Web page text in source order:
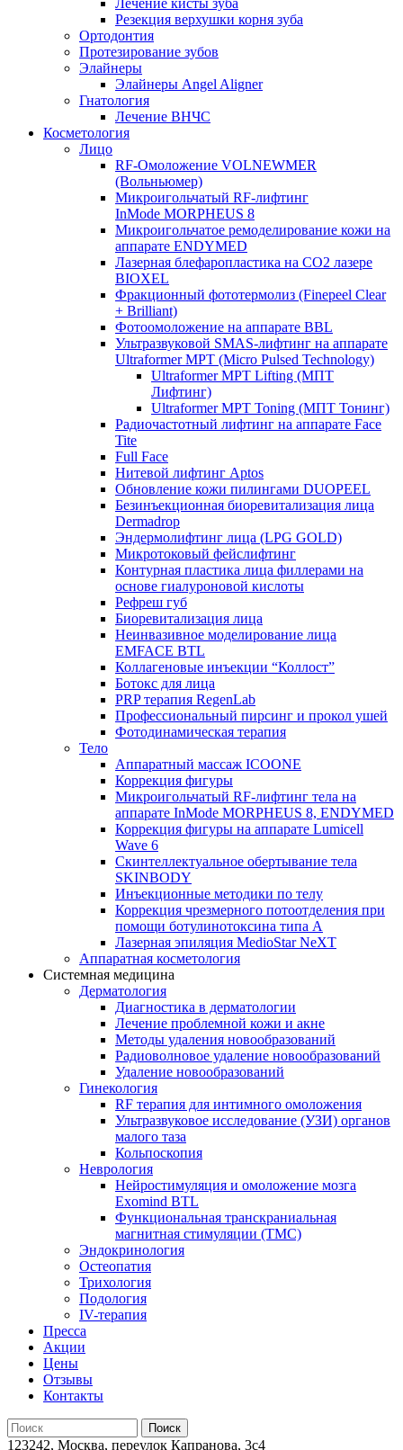
Лечение кисты зуба
Резекция верхушки корня зуба
Ортодонтия
Протезирование зубов
Элайнеры
Элайнеры Angel Aligner
Гнатология
Лечение ВНЧС
Косметология
Лицо
RF-Омоложение VOLNEWMER
(Вольньюмер)
Микроигольчатый RF-лифтинг
InMode MORPHEUS 8
Микроигольчатое ремоделирование кожи на
аппарате ENDYMED
Лазерная блефаропластика на CO2 лазере
BIOXEL
Фракционный фототермолиз (Finepeel Clear
+ Brilliant)
Фотоомоложение на аппарате BBL
Ультразвуковой SMAS-лифтинг на аппарате
Ultraformer MPT (Micro Pulsed Technology)
Ultraformer MPT Lifting (МПТ
Лифтинг)
Ultraformer MPT Toning (МПТ Тонинг)
Радиочастотный лифтинг на аппарате Face
Tite
Full Face
Нитевой лифтинг Aptos
Обновление кожи пилингами DUOPEEL
Безинъекционная биоревитализация лица
Dermadrop
Эндермолифтинг лица (LPG GOLD)
Микротоковый фейслифтинг
Контурная пластика лица филлерами на
основе гиалуроновой кислоты
Рефреш губ
Биоревитализация лица
Неинвазивное моделирование лица
EMFACE BTL
Коллагеновые инъекции “Коллост”
Ботокс для лица
PRP терапия RegenLab
Профессиональный пирсинг и прокол ушей
Фотодинамическая терапия
Тело
Аппаратный массаж ICOONE
Коррекция фигуры
Микроигольчатый RF-лифтинг тела на
аппарате InMode MORPHEUS 8, ENDYMED
Коррекция фигуры на аппарате Lumicell
Wave 6
Скинтеллектуальное обертывание тела
SKINBODY
Инъекционные методики по телу
Коррекция чрезмерного потоотделения при
помощи ботулинотоксина типа А
Лазерная эпиляция MedioStar NeXT
Аппаратная косметология
Системная медицина
Дерматология
Диагностика в дерматологии
Лечение проблемной кожи и акне
Методы удаления новообразований
Радиоволновое удаление новообразований
Удаление новообразований
Гинекология
RF терапия для интимного омоложения
Ультразвуковое исследование (УЗИ) органов
малого таза
Кольпоскопия
Неврология
Нейростимуляция и омоложение мозга
Exomind BTL
Функциональная транскраниальная
магнитная стимуляции (ТМС)
Эндокринология
Остеопатия
Трихология
Подология
IV-терапия
Пресса
Акции
Цены
Отзывы
Контакты
123242, Москва, переулок Капранова, 3с4